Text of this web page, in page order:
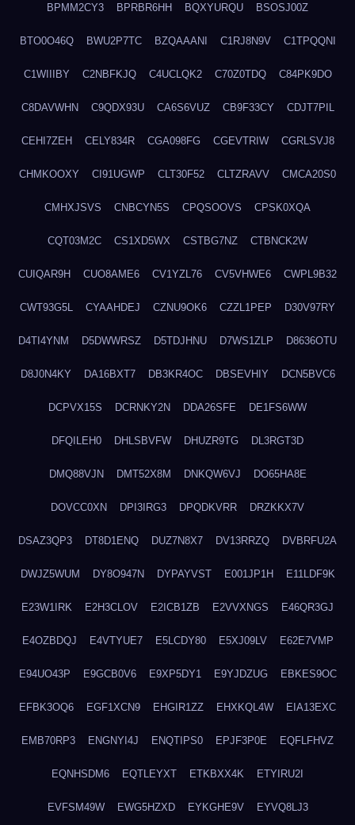
BPMM2CY3 BPRBR6HH BQXYURQU BSOSJ00Z
BTO0O46Q BWU2P7TC BZQAAANI C1RJ8N9V C1TPQQNI
C1WIIIBY C2NBFKJQ C4UCLQK2 C70Z0TDQ C84PK9DO
C8DAVWHN C9QDX93U CA6S6VUZ CB9F33CY CDJT7PIL
CEHI7ZEH CELY834R CGA098FG CGEVTRIW CGRLSVJ8
CHMKOOXY CI91UGWP CLT30F52 CLTZRAVV CMCA20S0
CMHXJSVS CNBCYN5S CPQSOOVS CPSK0XQA
CQT03M2C CS1XD5WX CSTBG7NZ CTBNCK2W
CUIQAR9H CUO8AME6 CV1YZL76 CV5VHWE6 CWPL9B32
CWT93G5L CYAAHDEJ CZNU9OK6 CZZL1PEP D30V97RY
D4TI4YNM D5DWWRSZ D5TDJHNU D7WS1ZLP D8636OTU
D8J0N4KY DA16BXT7 DB3KR4OC DBSEVHIY DCN5BVC6
DCPVX15S DCRNKY2N DDA26SFE DE1FS6WW
DFQILEH0 DHLSBVFW DHUZR9TG DL3RGT3D
DMQ88VJN DMT52X8M DNKQW6VJ DO65HA8E
DOVCC0XN DPI3IRG3 DPQDKVRR DRZKKX7V
DSAZ3QP3 DT8D1ENQ DUZ7N8X7 DV13RRZQ DVBRFU2A
DWJZ5WUM DY8O947N DYPAYVST E001JP1H E11LDF9K
E23W1IRK E2H3CLOV E2ICB1ZB E2VVXNGS E46QR3GJ
E4OZBDQJ E4VTYUE7 E5LCDY80 E5XJ09LV E62E7VMP
E94UO43P E9GCB0V6 E9XP5DY1 E9YJDZUG EBKES9OC
EFBK3OQ6 EGF1XCN9 EHGIR1ZZ EHXKQL4W EIA13EXC
EMB70RP3 ENGNYI4J ENQTIPS0 EPJF3P0E EQFLFHVZ
EQNHSDM6 EQTLEYXT ETKBXX4K ETYIRU2I
EVFSM49W EWG5HZXD EYKGHE9V EYVQ8LJ3